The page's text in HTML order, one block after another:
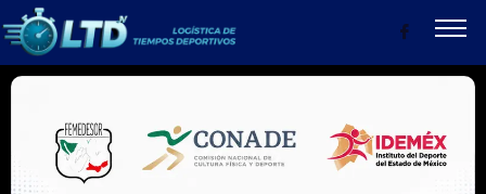
CONVOCATORIAS
PRODUCTOS